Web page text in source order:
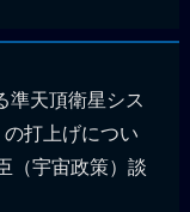
準天頂衛星シス
打上げについ
（宇宙政策）談